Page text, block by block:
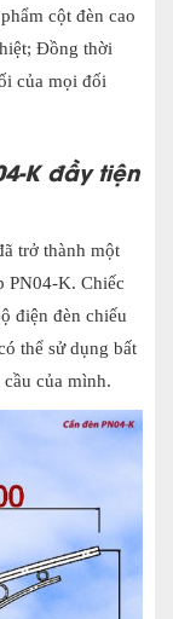
cột đèn cao
Đồng thời
của mọi đối
K đầy tiện
trở thành một
PN04-K. Chiếc
điện đèn chiếu
thể sử dụng bất
của mình.